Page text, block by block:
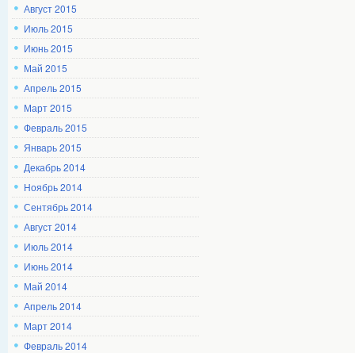
Август 2015
Июль 2015
Июнь 2015
Май 2015
Апрель 2015
Март 2015
Февраль 2015
Январь 2015
Декабрь 2014
Ноябрь 2014
Сентябрь 2014
Август 2014
Июль 2014
Июнь 2014
Май 2014
Апрель 2014
Март 2014
Февраль 2014